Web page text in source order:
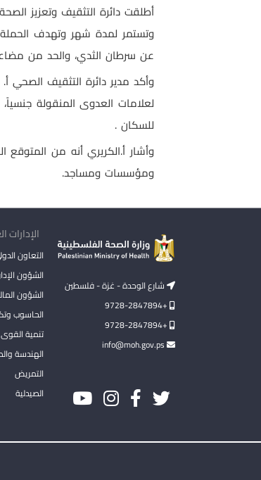
أطلقت دائرة التثقيف وتعزيز
وتستمر لمدة شهر وتهدف
عن سرطان الثدي، والحد من
وأكد مدير دائرة التثقيف الصحي
لعلامات العدوى المنقولة
للسكان .
ومؤسسات ومساجد.
شارع الوحدة - غزة - فلسطين
+9728-2847894
+9728-2847894
الإدارات
التعاون
الشؤون
الشؤون
الحاسوب
تنمية
الهندسة
التمريض
الصيدلية